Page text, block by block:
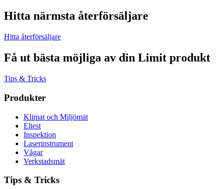
Hitta närmsta återförsäljare
Hitta återförsäljare
Få ut bästa möjliga av din Limit produkt
Tips & Tricks
Produkter
Klimat och Miljömät
Eltest
Inspektion
Laserinstrument
Vågar
Verkstadsmät
Tips & Tricks